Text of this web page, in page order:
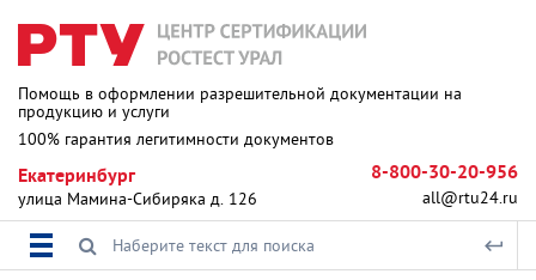
Помощь в оформлении разрешительной документации на
продукцию и услуги
100% гарантия легитимности документов
Екатеринбург
улица Мамина-Сибиряка д. 126
8-800-30-20-956
all@rtu24.ru